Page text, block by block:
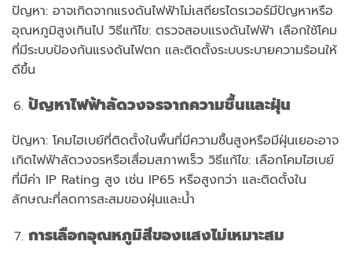
ปัญหา: อาจเกิดจากแรงดันไฟฟ้าไม่เสถียรไดรเวอร์มีปัญหาหรือ
อุณหภูมิสูงเกินไป วิธีแก้ไข: ตรวจสอบแรงดันไฟฟ้า เลือกใช้โคม
ที่มีระบบป้องกันแรงดันไฟตก และติดตั้งระบบระบายความร้อนให้
ดีขึ้น
ปัญหาไฟฟ้าลัดวงจรจากความชื้นและฝุ่น
ปัญหา: โคมไฮเบย์ที่ติดตั้งในพื้นที่มีความชื้นสูงหรือมีฝุ่นเยอะอาจ
เกิดไฟฟ้าลัดวงจรหรือเสื่อมสภาพเร็ว วิธีแก้ไข: เลือกโคมไฮเบย์
ที่มีค่า IP Rating สูง เช่น IP65 หรือสูงกว่า และติดตั้งใน
ลักษณะที่ลดการสะสมของฝุ่นและน้ำ
การเลือกอุณหภูมิสีของแสงไม่เหมาะสม